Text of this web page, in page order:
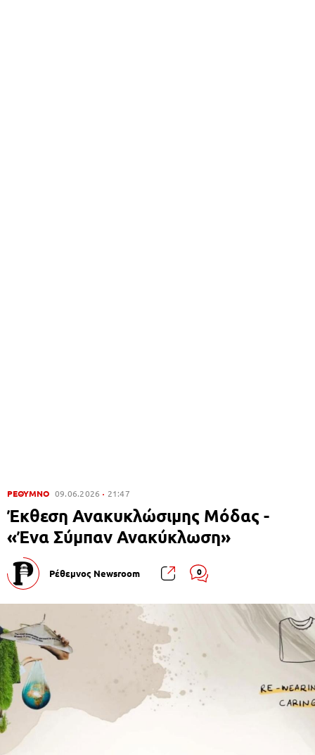
ΡΕΘΥΜΝΟ 09.06.2026 21:47
Έκθεση Ανακυκλώσιμης Μόδας -
«Ένα Σύμπαν Ανακύκλωση»
Ρέθεμνος Newsroom 0